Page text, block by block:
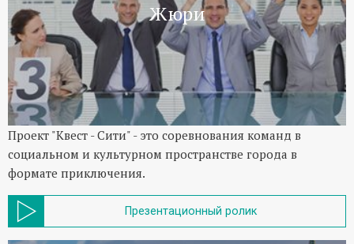
Жюри
Проект "Квест - Сити" - это соревнования команд в
социальном и культурном пространстве города в
формате приключения.
Презентационный ролик